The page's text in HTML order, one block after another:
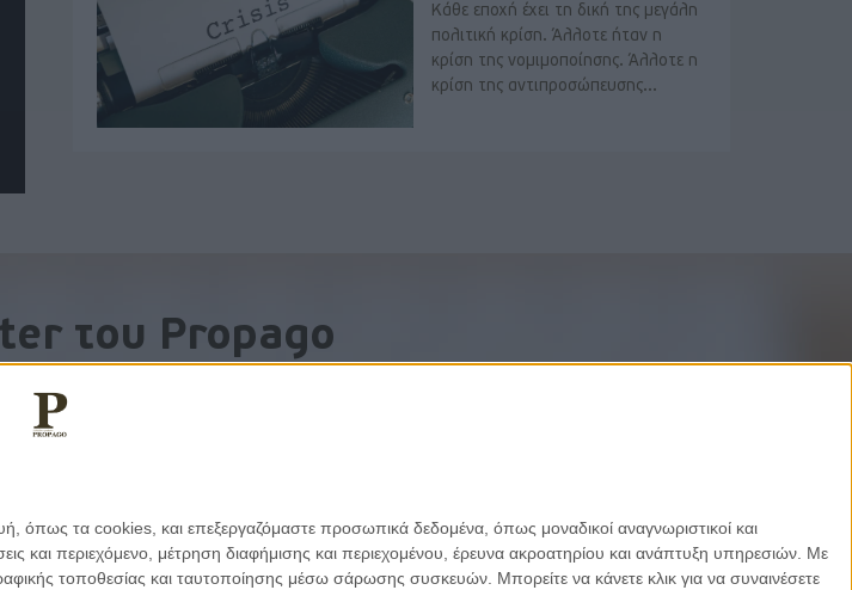
όπως τα cookies, και επεξεργαζόμαστε προσωπικά δεδομένα, όπως μοναδικοί αναγνωριστικοί και
και περιεχόμενο, μέτρηση διαφήμισης και περιεχομένου, έρευνα ακροατηρίου και ανάπτυξη υπηρεσιών. Με
τοποθεσίας και ταυτοποίησης μέσω σάρωσης συσκευών. Μπορείτε να κάνετε κλικ για να συναινέσετε
Κάθε εποχή έχει τη δική της μεγάλη
πολιτική κρίση. Άλλοτε ήταν η
κρίση της νομιμοποίησης. Άλλοτε η
κρίση της αντιπροσώπευσης...
του Propago
της ημέρας στο email σας